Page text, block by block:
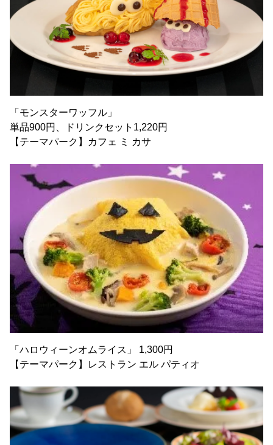
「モンスターワッフル」
単品900円、ドリンクセット1,220円
【テーマパーク】カフェ ミ カサ
「ハロウィーンオムライス」 1,300円
【テーマパーク】レストラン エル パティオ